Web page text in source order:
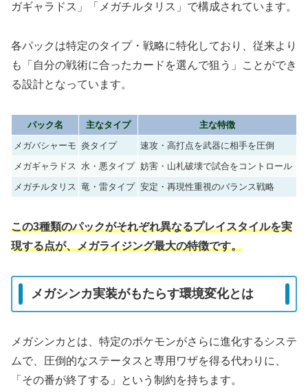
ガギャラドス」「メガチルタリス」で構成されています。
各パックは特定のタイプ・戦略に特化しており、従来より
も「自分の戦術に合ったカードを選んで狙う」ことができ
る設計となっています。
パック名 主なタイプ
主な特徴
メガバシャーモ 炎タイプ
速攻・高打点を武器に相手を圧倒
メガギャラドス
水・悪タイプ 妨害・山札破壊で試合をコントロール
メガチルタリス 竜・雷タイプ 安定・再現性重視のバランス戦略
この3種類のパックがそれぞれ異なるプレイスタイルを実
現する点が、メガライジング最大の特徴です。
メガシンカ実装がもたらす環境変化とは
メガシンカとは、特定のポケモンがさらに進化するシステ
ムで、圧倒的なステータスと専用ワザを得る代わりに、
「その番が終了する」という制約を持ちます。